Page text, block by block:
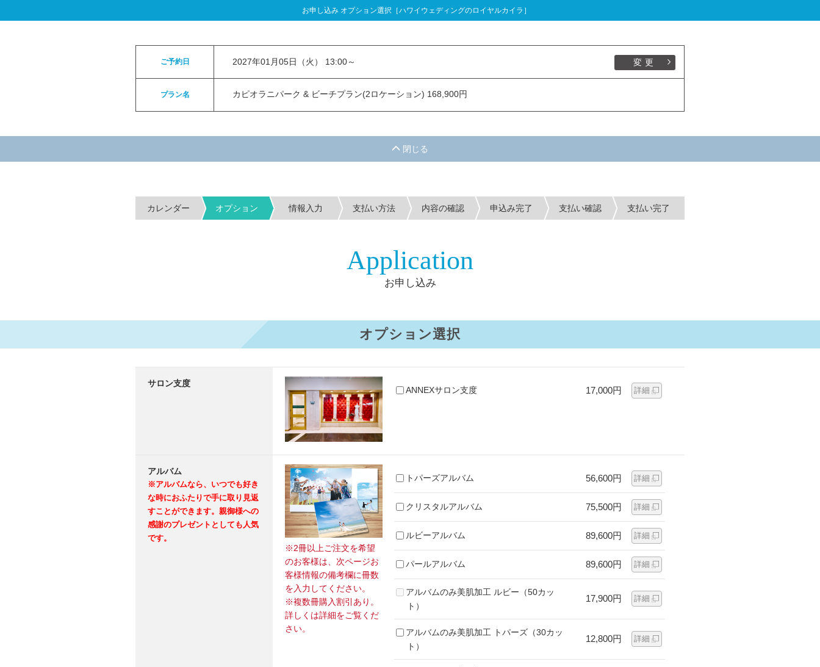
お申し込み オプション選択
お申し込み オプション選択［ハワイウェディングのロイヤルカイラ］
ご予約日 2027年01月05日（火） 13:00～ 変更
プラン名 カピオラニパーク & ビーチプラン(2ロケーション) 168,900円
カレンダー オプション 情報入力 支払い方法 内容の確認 申込み完了 支払い確認 支払い完了
Application
お申し込み
オプション選択
サロン支度
ANNEXサロン支度 17,000円 詳細
アルバム
※アルバムなら、いつでも好き
な時におふたりで手に取り見返
すことができます。親御様への
感謝のプレゼントとしても人気
です。
※2冊以上ご注文を希望
のお客様は、次ページお
客様情報の備考欄に冊数
を入力してください。
※複数冊購入割引あり。
詳しくは詳細をご覧くだ
さい。
トパーズアルバム 56,600円 詳細
クリスタルアルバム 75,500円 詳細
ルビーアルバム 89,600円 詳細
パールアルバム 89,600円 詳細
アルバムのみ美肌加工 ルビー（50カッ
ト）
17,900円 詳細
アルバムのみ美肌加工 トパーズ（30カッ
ト）
12,800円 詳細